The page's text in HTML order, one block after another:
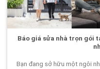
Báo giá sửa nhà trọn gói
Bạn đang sở hữu một ngôi